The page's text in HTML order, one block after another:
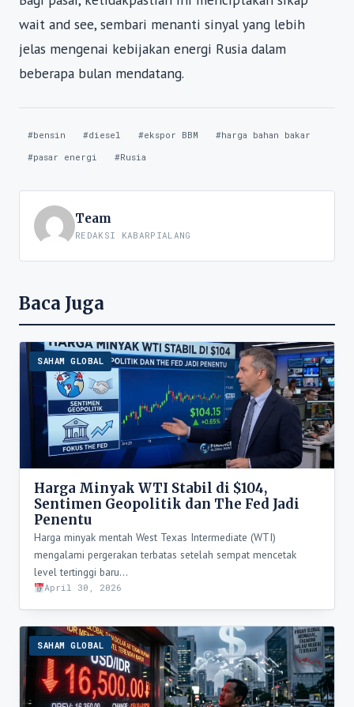
wait and see, sembari menanti sinyal yang lebih
jelas mengenai kebijakan energi Rusia dalam
beberapa bulan mendatang.
#bensin #diesel #ekspor BBM
#harga bahan bakar
#pasar energi
#Rusia
Team
REDAKSI KABARPIALANG
Baca Juga
SAHAM GLOBAL
Harga Minyak WTI Stabil di $104,
Sentimen Geopolitik dan The Fed Jadi
Penentu
Harga minyak mentah West Texas Intermediate (WTI)
mengalami pergerakan terbatas setelah sempat mencetak
level tertinggi baru…
April 30, 2026
SAHAM GLOBAL